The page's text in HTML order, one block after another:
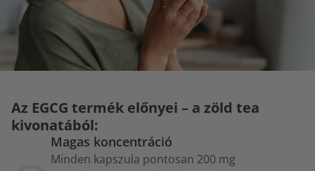
Az EGCG termék előnyei – a zöld tea
kivonatából:
Magas koncentráció
Minden kapszula pontosan 200 mg